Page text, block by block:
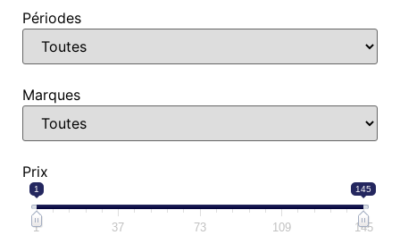
Périodes
Marques
Prix
1 145
1 37 73 109 145